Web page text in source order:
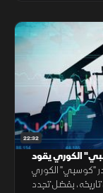
22:32
الكوري يقود
"كوسبي" الكوري
بفضل تجدد